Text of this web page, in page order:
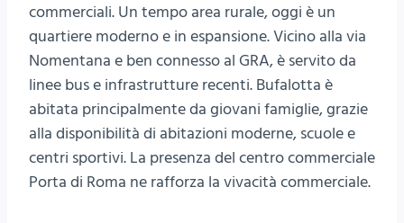
commerciali. Un tempo area rurale, oggi è un
quartiere moderno e in espansione. Vicino alla via
Nomentana e ben connesso al GRA, è servito da
linee bus e infrastrutture recenti. Bufalotta è
abitata principalmente da giovani famiglie, grazie
alla disponibilità di abitazioni moderne, scuole e
centri sportivi. La presenza del centro commerciale
Porta di Roma ne rafforza la vivacità commerciale.